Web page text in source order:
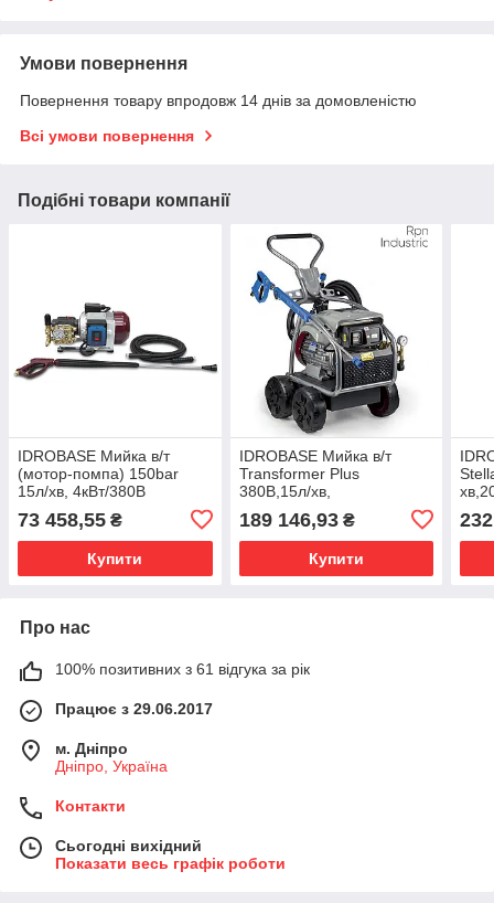
Умови повернення
Повернення товару впродовж 14 днів за домовленістю
Всі умови повернення
Подібні товари компанії
IDROBASE Мийка в/т
(мотор-помпа) 150bar
15л/хв, 4кВт/380В
73 458,55 ₴
Купити
IDROBASE Мийка в/т
Transformer Plus
380В,15л/хв,
250бар,шланг 10м (Hawk)
189 146,93₴
Купити
Про нас
100% позитивних з 61 відгука за рік
Працює з 29.06.2017
м. Дніпро
Дніпро, Україна
Контакти
Сьогодні вихідний
Показати весь графік роботи